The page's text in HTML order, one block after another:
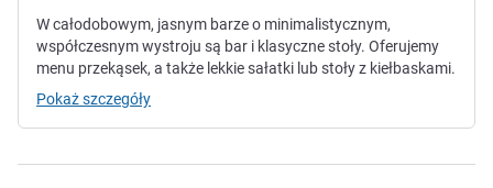
W całodobowym, jasnym barze o minimalistycznym,
współczesnym wystroju są bar i klasyczne stoły. Oferujemy
menu przekąsek, a także lekkie sałatki lub stoły z kiełbaskami.
Pokaż szczegóły